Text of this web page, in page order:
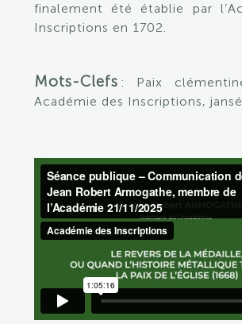
finalement été établie par
Inscriptions en 1702.
Mots-Clefs :
Paix
Académie des Inscriptions,